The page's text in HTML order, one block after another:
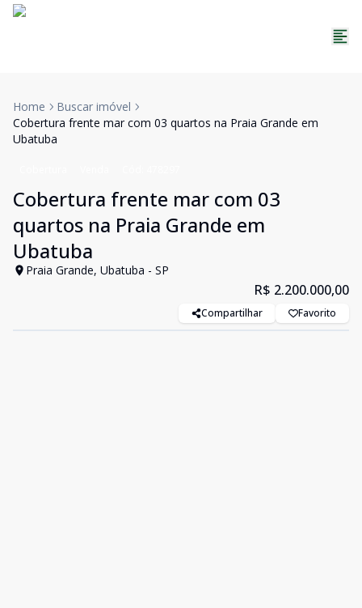
Home
Buscar imóvel
Cobertura frente mar com 03 quartos na Praia Grande em
Ubatuba
Cobertura frente mar com 03
quartos na Praia Grande em
Ubatuba
Praia Grande, Ubatuba - SP
R$ 2.200.000,00
Compartilhar Favorito